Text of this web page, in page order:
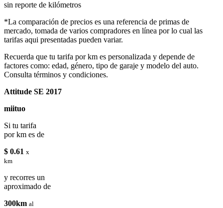
sin reporte de kilómetros
*La comparación de precios es una referencia de primas de
mercado, tomada de varios compradores en línea por lo cual las
tarifas aqui presentadas pueden variar.
Recuerda que tu tarifa por km es personalizada y depende de
factores como: edad, género, tipo de garaje y modelo del auto.
Consulta términos y condiciones.
Attitude SE 2017
miituo
Si tu tarifa
por km es de
$ 0.61 x
km
y recorres un
aproximado de
300km al